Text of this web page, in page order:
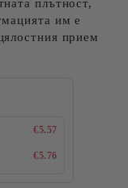
плътност,
им е
прием
€5.57
€5.76